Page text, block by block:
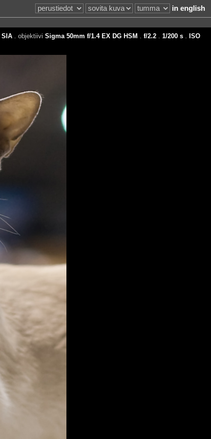
in english
SIA. objektiivi Sigma 50mm f/1.4 EX DG HSM f/2.2. 1/200 s.
ISO